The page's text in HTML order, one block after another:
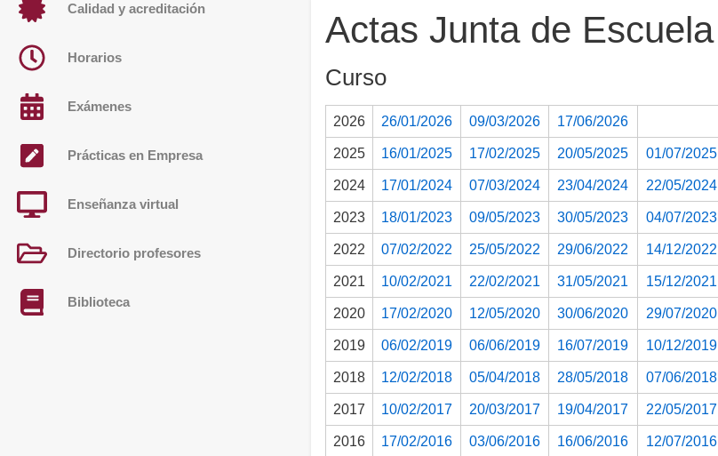
Actas Junta de Escuela
Curso
2026 26/01/2026 09/03/2026 17/06/2026
2025 16/01/2025 17/02/2025 20/05/2025 01/07/2025
2024 17/01/2024 07/03/2024 23/04/2024 22/05/2024
2023 18/01/2023 09/05/2023 30/05/2023 04/07/2023
2022 07/02/2022 25/05/2022 29/06/2022 14/12/2022
2021 10/02/2021 22/02/2021 31/05/2021 15/12/2021
2020 17/02/2020 12/05/2020 30/06/2020 29/07/2020
2019 06/02/2019 06/06/2019 16/07/2019 10/12/2019
2018 12/02/2018 05/04/2018 28/05/2018 07/06/2018
2017 10/02/2017 20/03/2017 19/04/2017 22/05/2017
2016 17/02/2016 03/06/2016 16/06/2016 12/07/2016
Calidad y acreditación
Horarios
Exámenes
Prácticas en Empresa
Enseñanza virtual
Directorio profesores
Biblioteca